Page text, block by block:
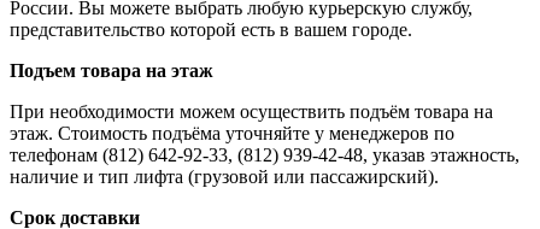
России. Вы можете выбрать любую курьерскую службу,
представительство которой есть в вашем городе.
Подъем товара на этаж
При необходимости можем осуществить подъём товара на
этаж. Стоимость подъёма уточняйте у менеджеров по
телефонам (812) 642-92-33, (812) 939-42-48, указав этажность,
наличие и тип лифта (грузовой или пассажирский).
Срок доставки